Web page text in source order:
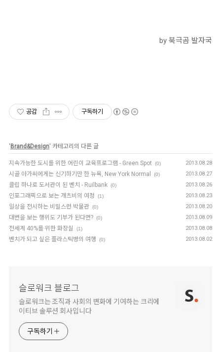
by 북극곰 발자국
공감 구독하기
'Brand&Design' 카테고리의 다른 글
지속가능한 도시를 위한 어린이 교육프로그램 - Green Spot (0) 2013.08.28
시골 아가씨에게는 신기하기만 한 뉴욕, New York Normal (0) 2013.08.27
클립 하나로 도서관이 된 벤치 - Ruilbank (0) 2013.08.26
인포그래픽으로 보는 개츠비의 여정 (1) 2013.08.23
일상을 전시하는 비밀스런 박물관 (0) 2013.08.20
대변을 보는 행위도 기부가 된다면? (0) 2013.08.09
전세계 40%를 위한 화장실 (1) 2013.08.08
벤치가 되고 싶은 플라스틱병의 여행 (0) 2013.08.02
슬로워크 블로그
슬로워크는 조직과 사회의 변화에 기여하는 크리에
이티브 솔루션 회사입니다
구독하기